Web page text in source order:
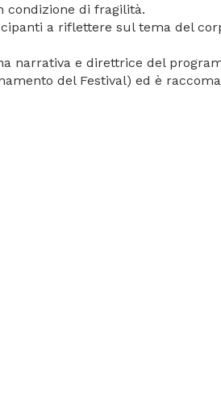
condizione di fragilità.
a riflettere sul tema del
narrativa e direttrice del
del Festival) ed è